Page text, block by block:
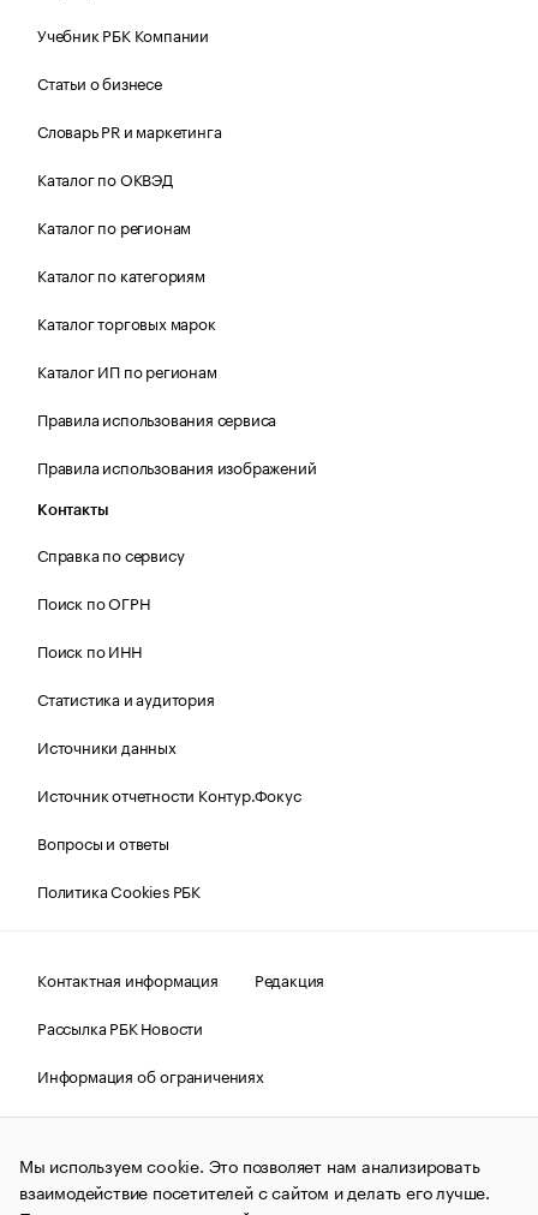
Учебник РБК Компании
Статьи о бизнесе
Словарь PR и маркетинга
Каталог по ОКВЭД
Каталог по регионам
Каталог по категориям
Каталог торговых марок
Каталог ИП по регионам
Правила использования сервиса
Правила использования изображений
Контакты
Справка по сервису
Поиск по ОГРН
Поиск по ИНН
Статистика и аудитория
Источники данных
Источник отчетности Контур.Фокус
Вопросы и ответы
Политика Cookies РБК
Контактная информация
Редакция
Рассылка РБК Новости
Информация об ограничениях
Правовая информация
О соблюдении авторских прав
© АО «РОСБИЗНЕСКОНСАЛТИНГ»,1995–2026.Сообщения
и материалы информационного агентства «РБК»
(зарегистрировано Федеральной службой по надзору в сфере
Мы используем cookie. Это позволяет нам анализировать
взаимодействие посетителей с сайтом и делать его лучше.